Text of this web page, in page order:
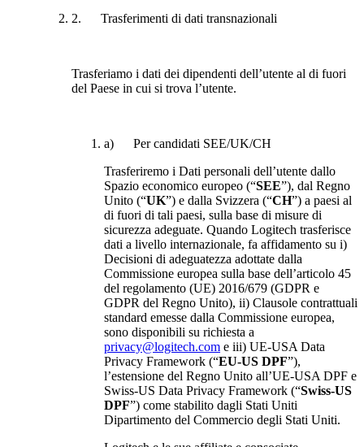
2. Trasferimenti di dati transnazionali
Trasferiamo i dati dei dipendenti dell’utente al di fuori
del Paese in cui si trova l’utente.
a) Per candidati SEE/UK/CH
Trasferiremo i Dati personali dell’utente dallo
Spazio economico europeo (“SEE”), dal Regno
Unito (“UK”) e dalla Svizzera (“CH”) a paesi al
di fuori di tali paesi, sulla base di misure di
sicurezza adeguate. Quando Logitech trasferisce
dati a livello internazionale, fa affidamento su i)
Decisioni di adeguatezza adottate dalla
Commissione europea sulla base dell’articolo 45
del regolamento (UE) 2016/679 (GDPR e
GDPR del Regno Unito), ii) Clausole contrattuali
standard emesse dalla Commissione europea,
sono disponibili su richiesta a
privacy@logitech.com e iii) UE-USA Data
Privacy Framework (“EU-US DPF”),
l’estensione del Regno Unito all’UE-USA DPF e
Swiss-US Data Privacy Framework (“Swiss-US
DPF”) come stabilito dagli Stati Uniti
Dipartimento del Commercio degli Stati Uniti.